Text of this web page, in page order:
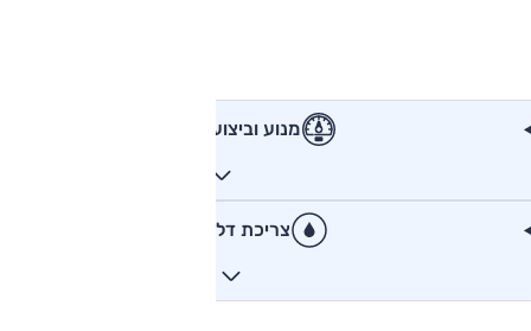
מנוע וביצועים
צריכת דלק